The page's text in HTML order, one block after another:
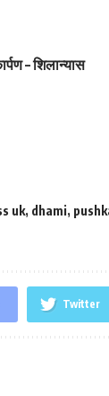
– शिलान्यास
uk, dhami,
Twitter